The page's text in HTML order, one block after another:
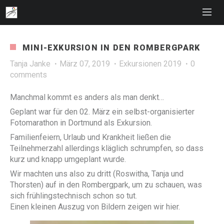
MINI-EXKURSION IN DEN ROMBERGPARK
Tanja Janke
März 07, 2019 Exkursionen 2019
0
comments
Manchmal kommt es anders als man denkt…
Geplant war für den 02. März ein selbst-organisierter
Fotomarathon in Dortmund als Exkursion.
Familienfeiern, Urlaub und Krankheit ließen die
Teilnehmerzahl allerdings kläglich schrumpfen, so dass
kurz und knapp umgeplant wurde.
Wir machten uns also zu dritt (Roswitha, Tanja und
Thorsten) auf in den Rombergpark, um zu schauen, was
sich frühlingstechnisch schon so tut.
Einen kleinen Auszug von Bildern zeigen wir hier.